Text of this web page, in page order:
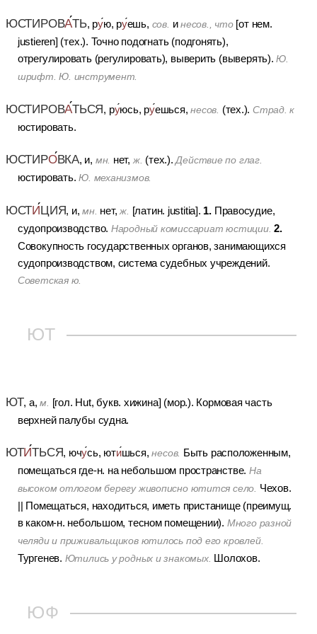
ЮСТИРОВАТЬ, рую, руешь, сов. инесов., что[от нем.
justieren] (тех.). Точно подогнать (подгонять),
отрегулировать (регулировать), выверить (выверять). Ю.
шрифт. Ю. инструмент.
ЮСТИРОВАТЬСЯ, руюсь, руешься,несов. (тех.). Страд. к
юстировать.
ЮСТИРОВКА, и, мн. нет, ж. (тех.).Действие по глаг.
юстировать. Ю. механизмов.
ЮСТИЦИЯ, и,мн. нет,ж. [латин. justitia]. 1. Правосудие,
судопроизводство. Народный комиссариат юстиции. 2.
Совокупность государственных органов, занимающихся
судопроизводством, система судебных учреждений.
Советская ю.
ЮТ
ЮТ, а,м. [гол. Hut, букв. хижина] (мор.). Кормовая часть
верхней палубы судна.
ЮТИТЬСЯ, ючусь, ютишься,несов. Быть расположенным,
помещаться где-н. на небольшом пространстве. На
высоком отлогом берегу живописно ютится село. Чехов.
Помещаться, находиться, иметь пристанище (преимущ.
в каком-н. небольшом, тесном помещении). Много разной
челяди и приживальщиков ютилось под его кровлей.
Тургенев. Ютились у родных и знакомых. Шолохов.
ЮФ